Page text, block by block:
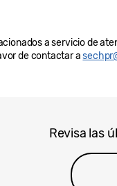
a servicio de
de contactar a
Revisa las